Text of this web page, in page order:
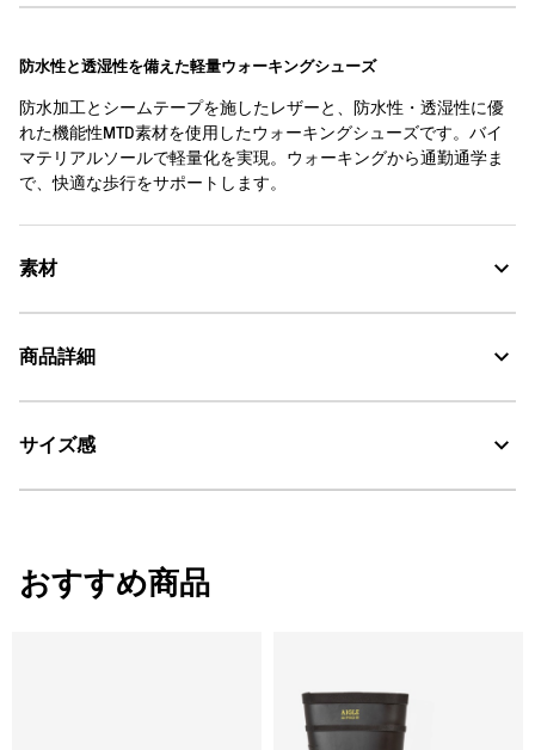
防水性と透湿性を備えた軽量ウォーキングシューズ
防水加工とシームテープを施したレザーと、防水性・透湿性に優
れた機能性MTD素材を使用したウォーキングシューズです。バイ
マテリアルソールで軽量化を実現。ウォーキングから通勤通学ま
で、快適な歩行をサポートします。
素材
素材の特徴
MTD：透湿・防水
商品詳細
・色：ノワール（ブラック） (005)
サイズ感
レギュラーフィット
おすすめ商品